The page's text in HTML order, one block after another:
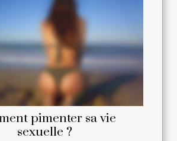
pimenter sa vie
sexuelle ?